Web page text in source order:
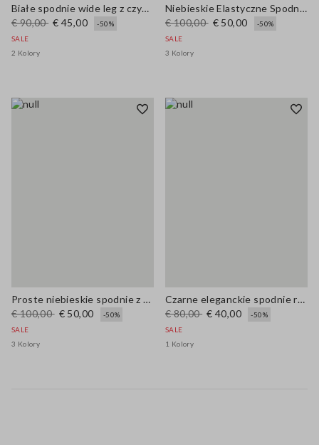
Białe spodnie wide leg z czystej bawełny
€ 90,00 € 45,00
-50%
SALE
2 Kolory
Niebieskie Elastyczne Spodnie Bawełniane
€ 100,00 € 50,00
-50%
SALE
3 Kolory
Proste niebieskie spodnie z elastycznej gabardyny
€ 100,00 € 50,00
-50%
SALE
3 Kolory
Czarne eleganckie spodnie regular fit
€ 80,00 € 40,00
-50%
SALE
1 Kolory